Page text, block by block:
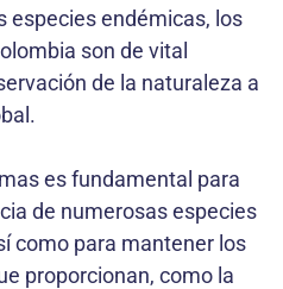
especies endémicas, los
son de vital
de la naturaleza a
es fundamental para
de numerosas especies
como para mantener los
proporcionan, como la